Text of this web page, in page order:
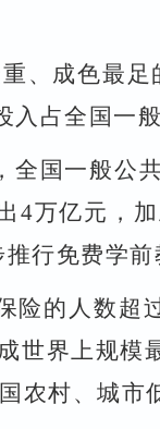
、成色最
入占全国一
全国一般公
4万亿元，
推行免费学
险的人数超
世界上规模
农村、城市